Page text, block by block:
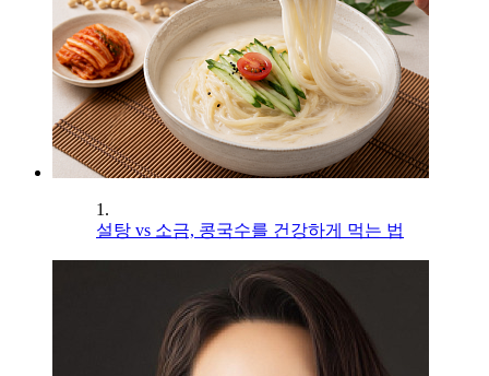
1.
설탕 vs 소금, 콩국수를 건강하게 먹는 법